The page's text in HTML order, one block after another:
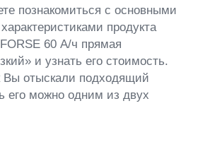
познакомиться с основными
продукта
60 А/ч прямая
и узнать его стоимость.
Вы отыскали подходящий
его можно одним из двух